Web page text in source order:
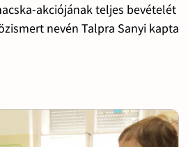
akciójának teljes bevételét
nevén Talpra Sanyi kapta